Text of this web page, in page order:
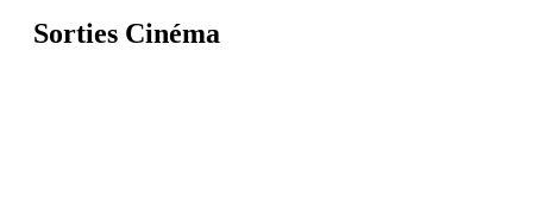
Sorties Cinéma